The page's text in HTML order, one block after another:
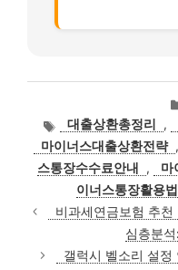
태
그
대출상환총정리 ,
마이너스대출상환전략 ,
스통장수수료안내
, 마
이너스통장활용법
비과세연금보험 추
심층분
갤럭시 벨소리 설정